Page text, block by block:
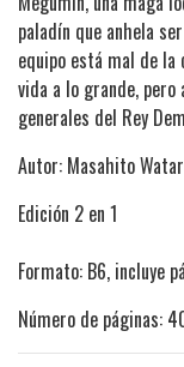
paladín que anhela
equipo está mal de la
vida a lo grande,
generales del Rey
Autor: Masahito
Edición 2 en 1
Formato: B6, incluye
Número de páginas: